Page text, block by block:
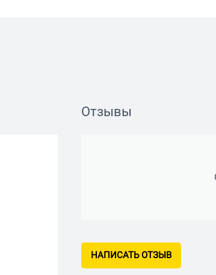
Отзывы
НАПИСАТЬ ОТЗЫВ